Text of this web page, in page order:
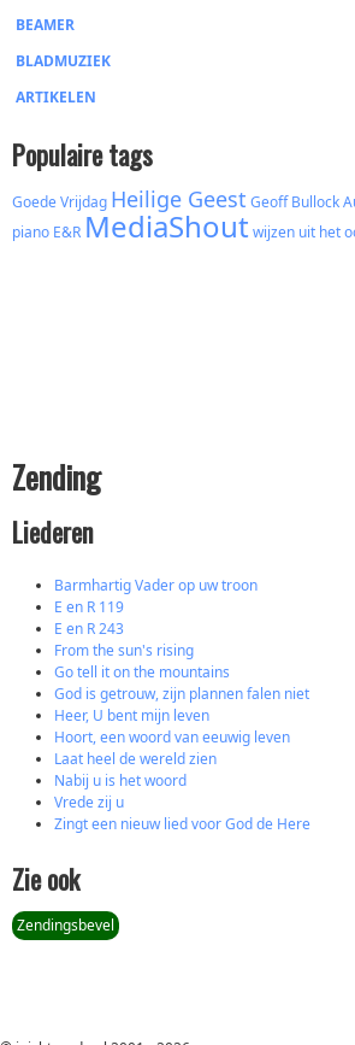
BEAMER
BLADMUZIEK
ARTIKELEN
Populaire tags
Goede Vrijdag Heilige Geest Geoff Bullock
piano E&R MediaShoutwijzen uit het
Zending
Liederen
Barmhartig Vader op uw troon
E en R 119
E en R 243
From the sun's rising
Go tell it on the mountains
God is getrouw, zijn plannen falen niet
Heer, U bent mijn leven
Hoort, een woord van eeuwig leven
Laat heel de wereld zien
Nabij u is het woord
Vrede zij u
Zingt een nieuw lied voor God de Here
Zie ook
Zendingsbevel